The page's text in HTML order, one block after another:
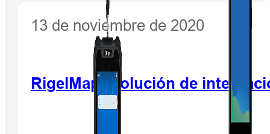
13 de noviembre de 2020
RigelMap: Solución de